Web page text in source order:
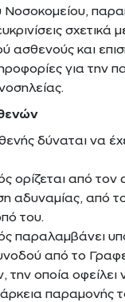
Νοσοκομείου,
σχετικά
ασθενούς και
για την
δύναται να
ορίζεται από τον
αδυναμίας, από
του.
παραλαμβάνει
από το
οποία οφείλει
παραμονής